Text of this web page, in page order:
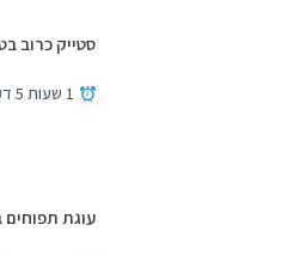
סטייק כרוב
1 שעות 5 דקות
עוגת